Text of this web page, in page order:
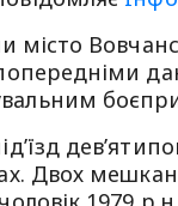
місто
Двох